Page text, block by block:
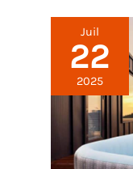
Juil
22
2025